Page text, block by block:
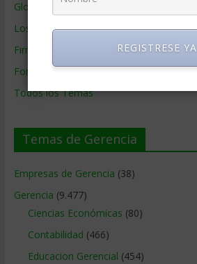
Glosario Inglés – Español
Los mejores MBA
Firmas de Gerencia
Formación de Gerencia
Todos los Temas
Temas de Gerencia
Empresas de Gerencia (38)
Gerencia (9.477)
Ciencias Económicas (80)
Contabilidad (466)
Educacion Gerencial (454)
REGISTRESE YA